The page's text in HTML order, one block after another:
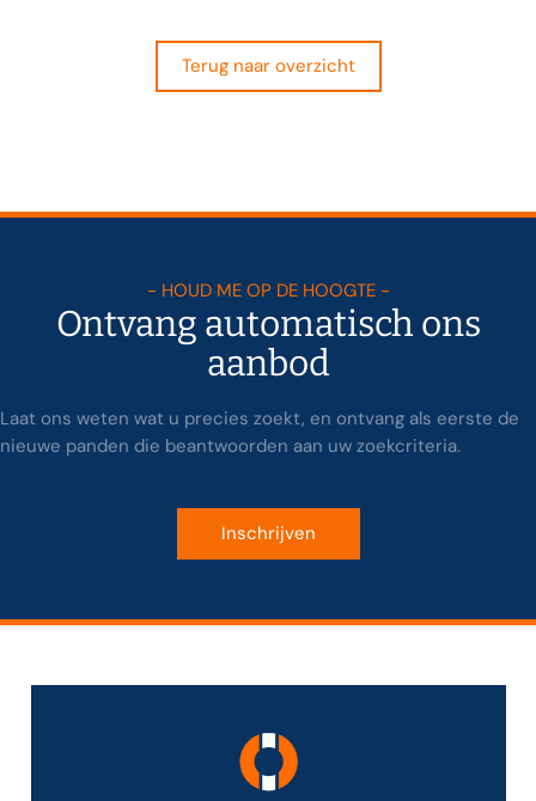
Terug naar overzicht
- HOUD ME OP DE HOOGTE -
Ontvang automatisch ons
aanbod
Laat ons weten wat u precies zoekt, en ontvang als eerste de
nieuwe panden die beantwoorden aan uw zoekcriteria.
Inschrijven